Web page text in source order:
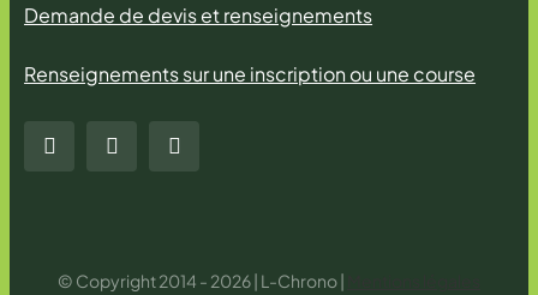
Demande de devis et renseignements
Renseignements sur une inscription ou une course
© Copyright 2014 - 2026 | L-Chrono |